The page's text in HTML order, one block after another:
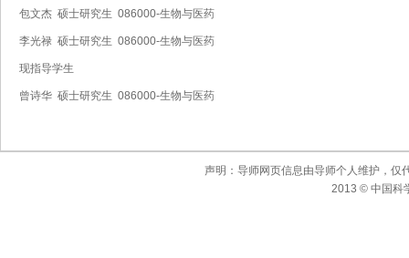
包文杰 硕士研究生 086000-生物与医药
李光禄 硕士研究生 086000-生物与医药
现指导学生
曾诗华 硕士研究生 086000-生物与医药
声明：导师网页信息由导师个人维护，仅
2013 © 中国科